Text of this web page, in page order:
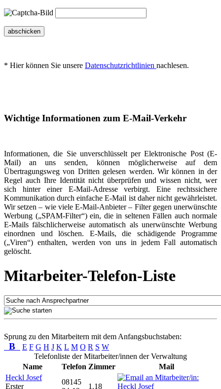
abschicken
* Hier können Sie unsere Datenschutzrichtlinien nachlesen.
Wichtige Informationen zum E-Mail-Verkehr
Informationen, die Sie unverschlüsselt per Elektronische Post (E-
Mail) an uns senden, können möglicherweise auf dem
Übertragungsweg von Dritten gelesen werden. Wir können in der
Regel auch Ihre Identität nicht überprüfen und wissen nicht, wer
sich hinter einer E-Mail-Adresse verbirgt. Eine rechtssichere
Kommunikation durch einfache E-Mail ist daher nicht gewährleistet.
Wir setzen – wie viele E-Mail-Anbieter – Filter gegen unerwünschte
Werbung („SPAM-Filter“) ein, die in seltenen Fällen auch normale
E-Mails fälschlicherweise automatisch als unerwünschte Werbung
einordnen und löschen. E-Mails, die schädigende Programme
(„Viren“) enthalten, werden von uns in jedem Fall automatisch
gelöscht.
Mitarbeiter-Telefon-Liste
Sprung zu den Mitarbeitern mit dem Anfangsbuchstaben:
B E F G H J K L M O R S W
Telefonliste der Mitarbeiter/innen der Verwaltung
Name
Telefon Zimmer
Mail
Heckl Josef
Erster
08145
1.18